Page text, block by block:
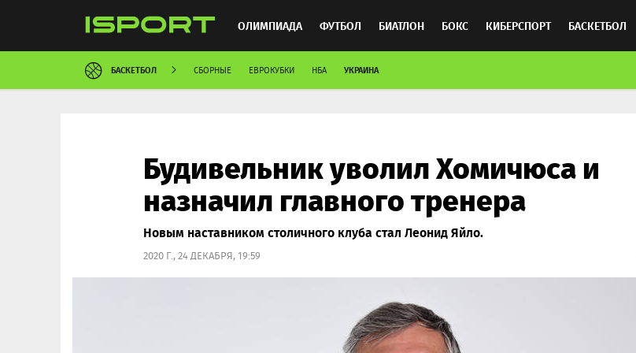
ОЛИМПИАДА ФУТБОЛ БИАТЛОН БОКС КИБЕРСПОРТ БАСКЕТБОЛ
ХОККЕЙ ММА АВТОСПОРТ
БАСКЕТБОЛ СБОРНЫЕ ЕВРОКУБКИ НБА УКРАИНА
Будивельник уволил Хомичюса и
назначил главного тренера
Новым наставником столичного клуба стал Леонид Яйло.
2020 Г., 24 ДЕКАБРЯ, 19:59